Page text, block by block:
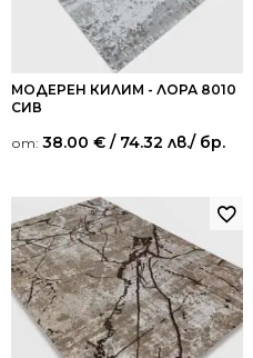
МОДЕРЕН КИЛИМ - ЛОРА 8010
СИВ
от: 38.00 € / 74.32 лв./ бр.